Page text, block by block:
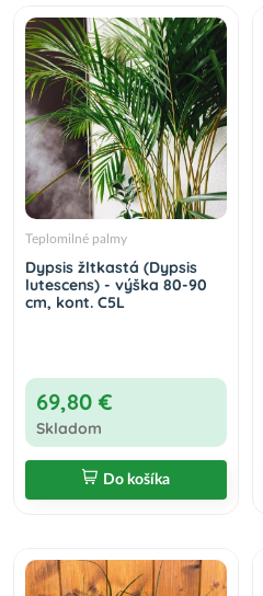
Teplomilné palmy
Dypsis žltkastá (Dypsis
lutescens) - výška 80-90
cm, kont. C5L
69,80 €
Skladom
Do košíka